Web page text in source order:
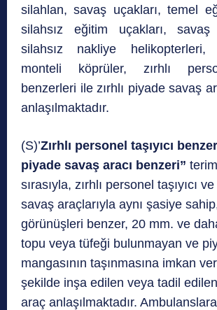
silahlan, savaş uçakları, temel
silahsız eğitim uçakları, savaş
silahsız nakliye helikopterleri,
monteli köprüler, zırhlı
benzerleri ile zırhlı piyade savaş
anlaşılmaktadır.
(S)’Zırhlı personel taşıyıcı
piyade savaş aracı benzeri”
sırasıyla, zırhlı personel taşıyıcı
savaş araçlarıyla aynı şasiye
görünüşleri benzer, 20 mm. ve
topu veya tüfeği bulunmayan ve
mangasının taşınmasına imkan
şekilde inşa edilen veya tadil edilen
araç anlaşılmaktadır.